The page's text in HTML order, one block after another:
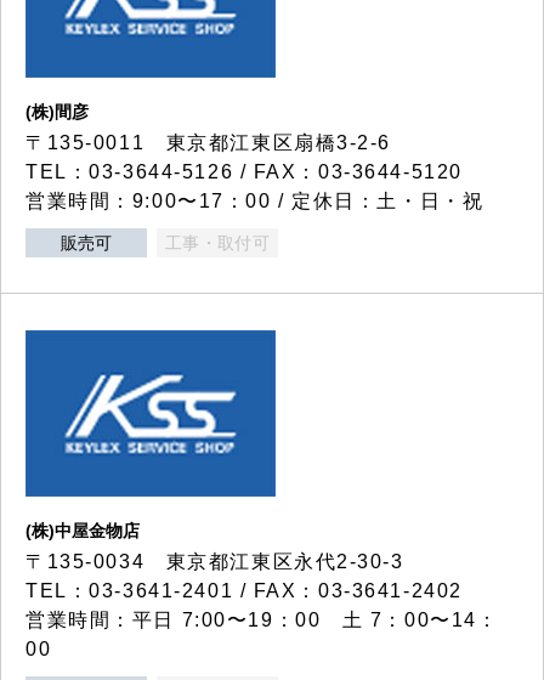
(株)間彦
〒135-0011 東京都江東区扇橋3-2-6
TEL：03-3644-5126 / FAX：03-3644-5120
営業時間：9:00〜17：00 / 定休日：土・日・祝
販売可 工事・取付可
(株)中屋金物店
〒135-0034 東京都江東区永代2-30-3
TEL：03-3641-2401 / FAX：03-3641-2402
営業時間：平日 7:00〜19：00 土 7：00〜14：
00